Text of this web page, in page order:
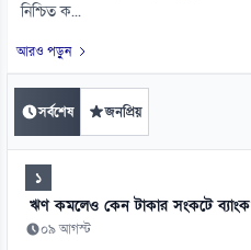
নিশ্চিত ক...
আরও পড়ুন
সর্বশেষ জনপ্রিয়
১
ঋণ কমলেও কেন টাকার সংকটে ব্যাংক
০৯ আগস্ট